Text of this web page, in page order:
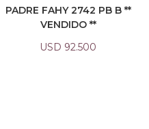
PADRE FAHY 2742 PB B **
VENDIDO **
USD 92.500